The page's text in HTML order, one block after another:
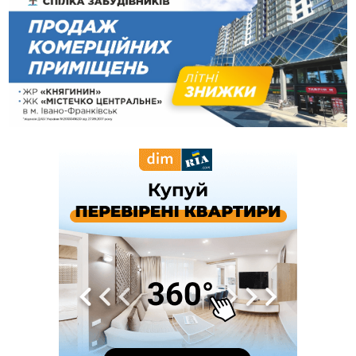
13:14
Боднар розповів про реакцію влади Польщі на атаки на
українців та про зміни після 23 серпня
12:31
ВІДЕО "Едельвейси" щемливо привітали рідну Коломию з
Днем міста
11:55
Вчора у Франківську, Коломиї, Долині та Яремче
зафіксували рекордну спеку
11:45
У Надвірній п'яна жінка побила малолітнього хлопчика: суд
У басейні Дністра встановилася гідрологічна посуха - рівні
води наблизилися до найнижчих показників
У Бурштині поблизу АЗС сталася масова бійка, поліція
з'ясовує обставини
ФОП із Житомира після купівлі права вимоги за 120
тисяч позивається до Франківська на понад 20 млн грн
У горах біля Осмолоди за допомогою БПЛА розшукали
двох жінок, які заблукали під час збирання ягід
05 Серпня
У Франківську вперше прооперували немовля без
відкритої операції